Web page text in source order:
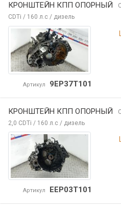
КРОНШТЕЙН КПП ОПОРНЫЙ
CDTi / 160 л.с / дизель
Артикул 9EP37T101
КРОНШТЕЙН КПП ОПОРНЫЙ
2,0 CDTi / 160 л.с / дизель
Артикул EEP03T101